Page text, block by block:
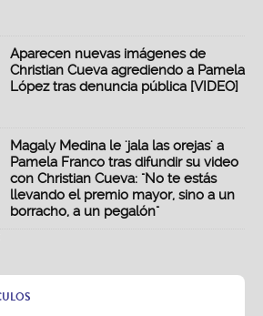
Aparecen nuevas imágenes de
Christian Cueva agrediendo a Pamela
López tras denuncia pública [VIDEO]
Magaly Medina le 'jala las orejas' a
Pamela Franco tras difundir su video
con Christian Cueva: "No te estás
llevando el premio mayor, sino a un
borracho, a un pegalón"